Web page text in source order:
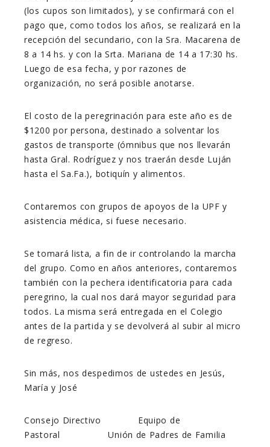
(los cupos son limitados), y se confirmará con el
pago que, como todos los años, se realizará en la
recepción del secundario, con la Sra. Macarena de
8 a 14 hs. y con la Srta. Mariana de 14 a 17:30 hs.
Luego de esa fecha, y por razones de
organización, no será posible anotarse.
El costo de la peregrinación para este año es de
$1200 por persona, destinado a solventar los
gastos de transporte (ómnibus que nos llevarán
hasta Gral. Rodríguez y nos traerán desde Luján
hasta el Sa.Fa.), botiquín y alimentos.
Contaremos con grupos de apoyos de la UPF y
asistencia médica, si fuese necesario.
Se tomará lista, a fin de ir controlando la marcha
del grupo. Como en años anteriores, contaremos
también con la pechera identificatoria para cada
peregrino, la cual nos dará mayor seguridad para
todos. La misma será entregada en el Colegio
antes de la partida y se devolverá al subir al micro
de regreso.
Sin más, nos despedimos de ustedes en Jesús,
María y José
Consejo Directivo Equipo de
Pastoral Unión de Padres de Familia